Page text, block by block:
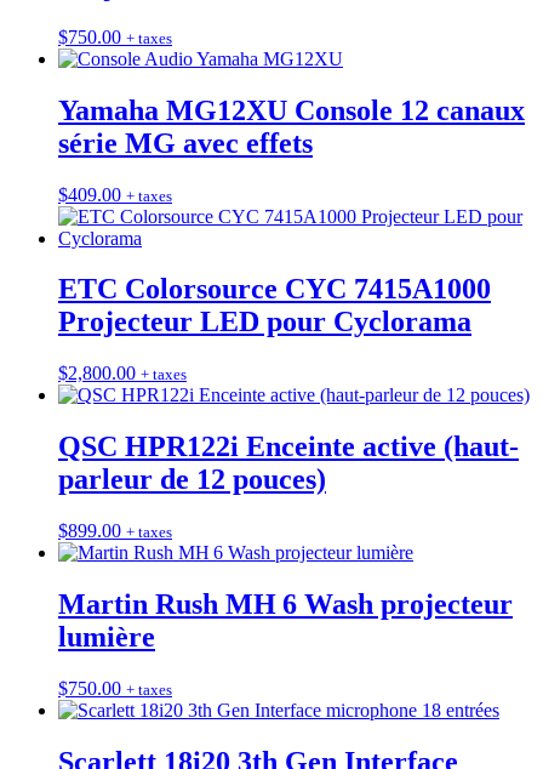
$750.00 + taxes
Yamaha MG12XU Console 12 canaux
série MG avec effets
$409.00 + taxes
ETC Colorsource CYC 7415A1000
Projecteur LED pour Cyclorama
$2,800.00 + taxes
QSC HPR122i Enceinte active (haut-
parleur de 12 pouces)
$899.00 + taxes
Martin Rush MH 6 Wash projecteur
lumière
$750.00 + taxes
Scarlett 18i20 3th Gen Interface